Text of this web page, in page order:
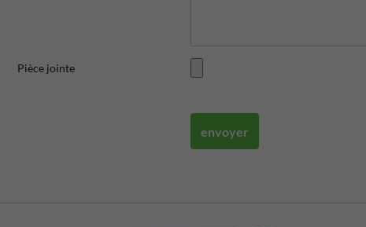
Pièce jointe
envoyer